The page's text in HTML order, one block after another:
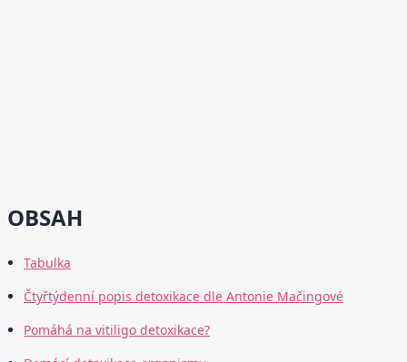
OBSAH
Tabulka
Čtyřtýdenní popis detoxikace dle Antonie Mačingové
Pomáhá na vitiligo detoxikace?